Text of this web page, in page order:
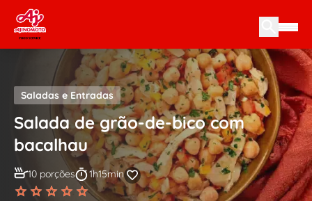
Skip to content
Saladas e Entradas
Salada de grão-de-bico com
bacalhau
10 porções 1h15min